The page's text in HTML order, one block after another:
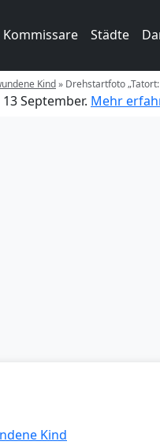
Kommissare Städte
Kind» Drehstartfoto
September. Mehr
Kind